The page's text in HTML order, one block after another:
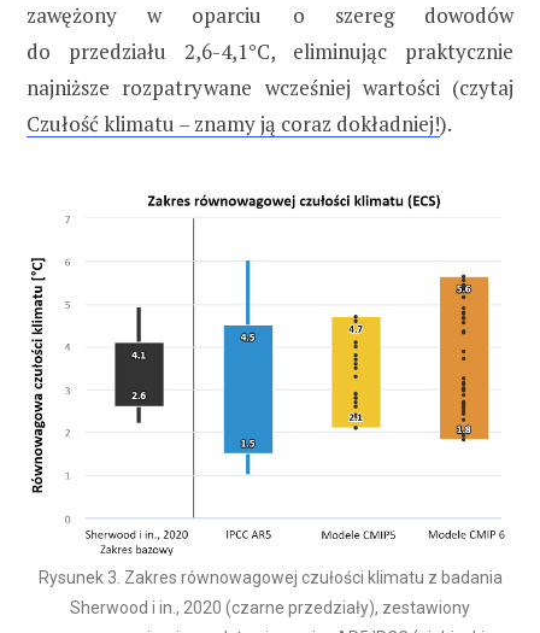
zawężony w oparciu o szereg dowodów
do przedziału 2,6-4,1°C, eliminując praktycznie
najniższe rozpatrywane wcześniej wartości (czytaj
Czułość klimatu – znamy ją coraz dokładniej!).
Rysunek 3. Zakres równowagowej czułości klimatu z badania
Sherwood i in., 2020 (czarne przedziały), zestawiony